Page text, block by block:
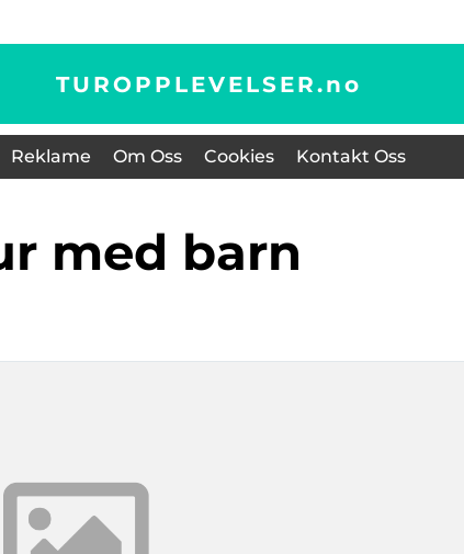
TUROPPLEVELSER.no
Reklame Om Oss Cookies Kontakt Oss
med barn